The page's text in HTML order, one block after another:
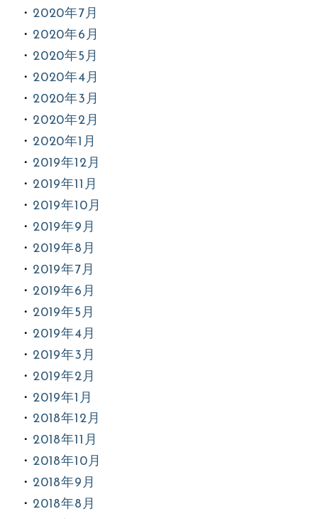
2020年7月
2020年6月
2020年5月
2020年4月
2020年3月
2020年2月
2020年1月
2019年12月
2019年11月
2019年10月
2019年9月
2019年8月
2019年7月
2019年6月
2019年5月
2019年4月
2019年3月
2019年2月
2019年1月
2018年12月
2018年11月
2018年10月
2018年9月
2018年8月